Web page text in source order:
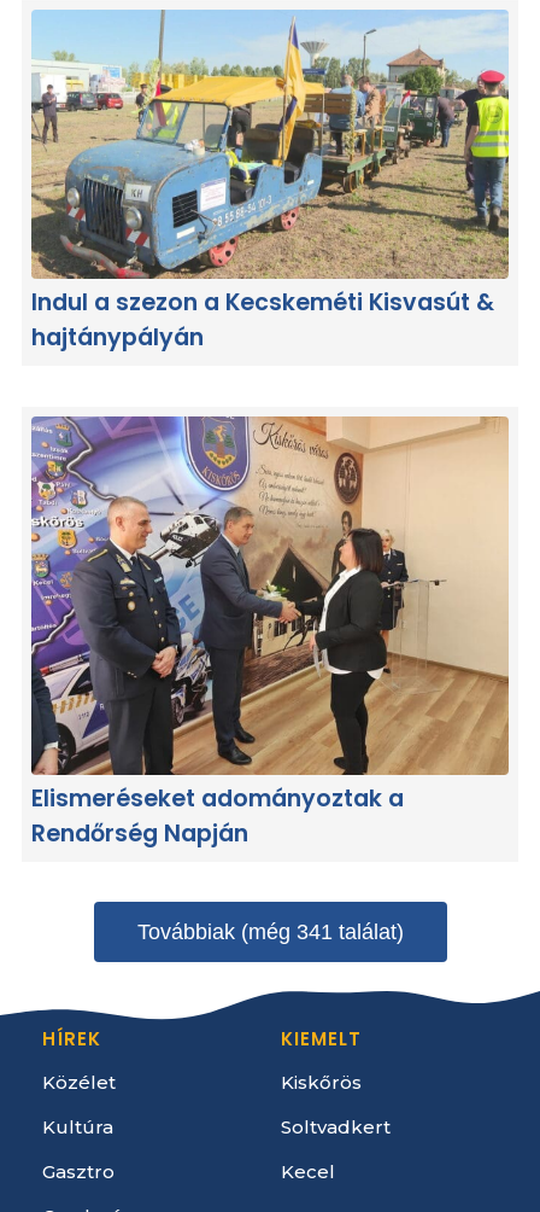
Indul a szezon a Kecskeméti Kisvasút &
hajtánypályán
Elismeréseket adományoztak a
Rendőrség Napján
Továbbiak (még 341 találat)
HÍREK
Közélet
Kultúra
Gasztro
KIEMELT
Kiskőrös
Soltvadkert
Kecel